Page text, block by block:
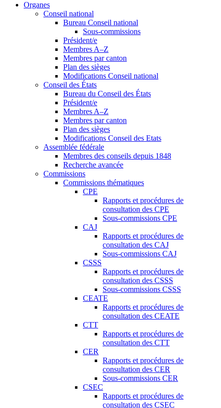
Organes
Conseil national
Bureau Conseil national
Sous-commissions
Président/e
Membres A–Z
Membres par canton
Plan des sièges
Modifications Conseil national
Conseil des États
Bureau du Conseil des États
Président/e
Membres A–Z
Membres par canton
Plan des sièges
Modifications Conseil des Etats
Assemblée fédérale
Membres des conseils depuis 1848
Recherche avancée
Commissions
Commissions thématiques
CPE
Rapports et procédures de
consultation des CPE
Sous-commissions CPE
CAJ
Rapports et procédures de
consultation des CAJ
Sous-commissions CAJ
CSSS
Rapports et procédures de
consultation des CSSS
Sous-commissions CSSS
CEATE
Rapports et procédures de
consultation des CEATE
CTT
Rapports et procédures de
consultation des CTT
CER
Rapports et procédures de
consultation des CER
Sous-commissions CER
CSEC
Rapports et procédures de
consultation des CSEC